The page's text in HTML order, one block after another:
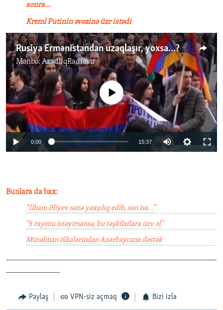
sonra...
Kreml Putinin əvəzinə üzr istədi
Rusiya Ermənistandan uzaqlaşır, yoxsa...?
Mənbə:AzadlıqRadiosu
No media source currently available
0:00 15:37
Bunlara da bax:
“İlham Əliyev sənə yaxşılıq edib, sən isə...”
"5 rayonu istəyirsənsə, bu təşkilatlara üzv ol"
Müsəlman ölkələrindən Azərbaycana dəstək
Paylaş VPN-siz açmaq Bizi izlə